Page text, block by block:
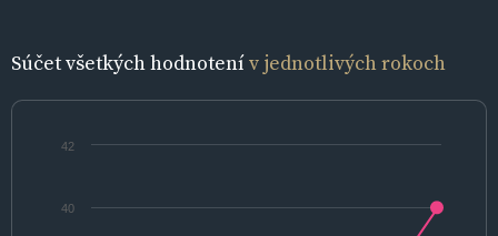
Súčet všetkých hodnotenív jednotlivých rokoch
40
42